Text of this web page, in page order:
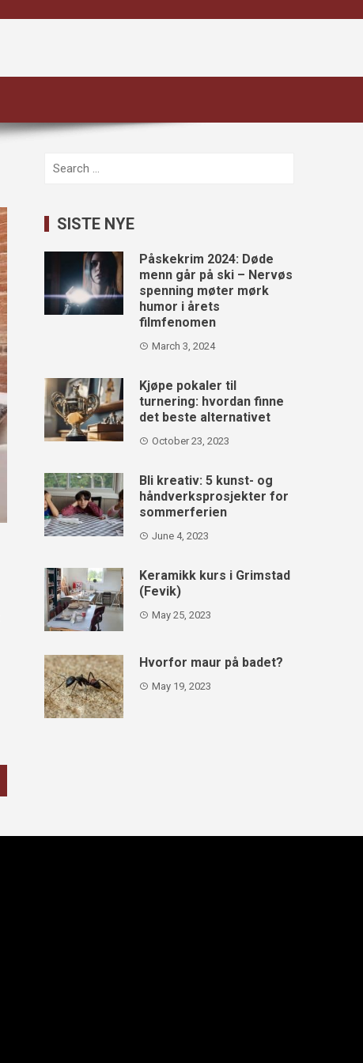
Search
SISTE NYE
Påskekrim 2024: Døde
menn går på ski – Nervøs
spenning møter mørk
humor i årets
filmfenomen
March 3, 2024
Kjøpe pokaler til
turnering: hvordan finne
det beste alternativet
October 23, 2023
Bli kreativ: 5 kunst- og
håndverksprosjekter for
sommerferien
June 4, 2023
Keramikk kurs i Grimstad
(Fevik)
May 25, 2023
Hvorfor maur på badet?
May 19, 2023